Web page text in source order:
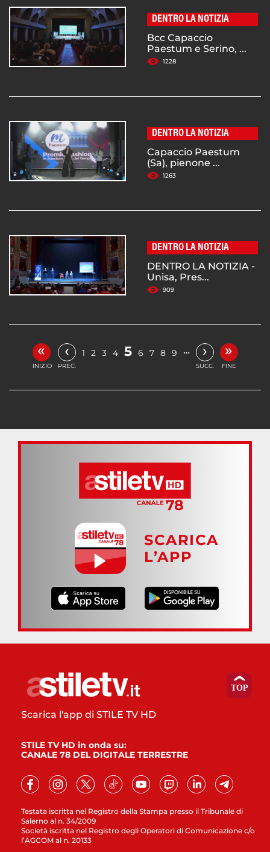
DENTRO LA NOTIZIA
Bcc Capaccio
Paestum e Serino, ...
1228
DENTRO LA NOTIZIA
Capaccio Paestum
(Sa), pienone ...
1263
DENTRO LA NOTIZIA
DENTRO LA NOTIZIA -
Unisa, Pres...
909
«
INIZIO
‹
PREC.
1 2 3 4 5 6 7 8 9 … ›
SUCC.
»
FINE
SCARICA
L’APP
Testata iscritta nel Registro della Stampa presso il Tribunale di
Salerno al n. 34/2009
Società iscritta nel Registro degli Operatori di Comunicazione c/o
l’AGCOM al n. 20133
Scarica l'app di STILE TV HD
STILE TV HD in onda su:
CANALE 78 DEL DIGITALE TERRESTRE